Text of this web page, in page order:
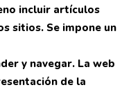
incluir artículos
sitios. Se impone un
y navegar. La web
de la